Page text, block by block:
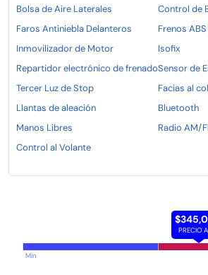
Bolsa de Aire Laterales
Control de
Faros Antiniebla Delanteros
Frenos ABS
Inmovilizador de Motor
Isofix
Repartidor electrónico de frenadoSensor de
Tercer Luz de Stop
Facias al
Llantas de aleación
Bluetooth
Manos Libres
Radio AM/
Control al Volante
PRECIO
Min